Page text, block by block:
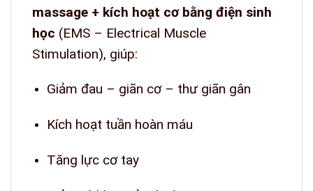
massage + kích hoạt cơ bằng điện sinh
học (EMS – Electrical Muscle
Stimulation), giúp:
Giảm đau – giãn cơ – thư giãn gân
Kích hoạt tuần hoàn máu
Tăng lực cơ tay